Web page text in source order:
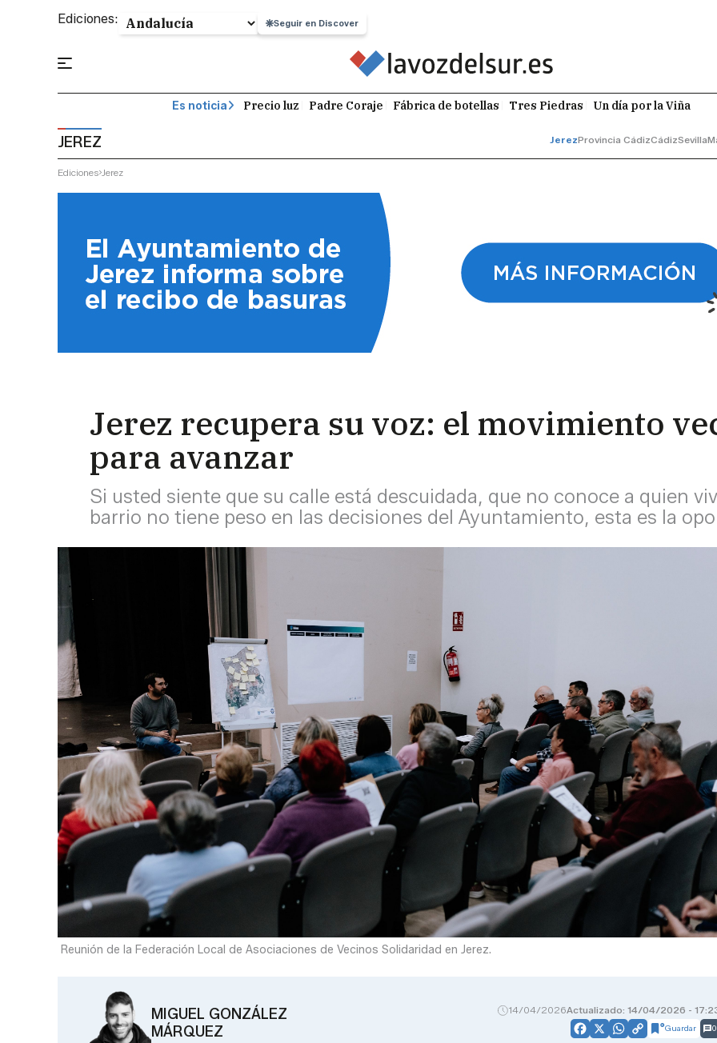
Ediciones: Seguir en Discover
Es noticia Precio luz Padre Coraje Fábrica de botellas Tres Piedras Un día por la Viña
JEREZ JerezProvincia CádizCádizSevilla
Ediciones Jerez
Jerez recupera su voz: el movimiento
para avanzar
Si usted siente que su calle está descuidada, que no conoce a quien
barrio no tiene peso en las decisiones del Ayuntamiento, esta es la
Reunión de la Federación Local de Asociaciones de Vecinos Solidaridad en Jerez.
MIGUEL GONZÁLEZ
MÁRQUEZ
14/04/2026Actualizado: 14/04/2026 -
Facebook
X WhatsApp
CopyGuardar 0